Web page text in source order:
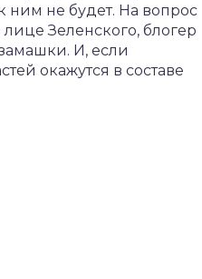
ним не будет. На вопрос
Зеленского, блогер
И, если
окажутся в составе